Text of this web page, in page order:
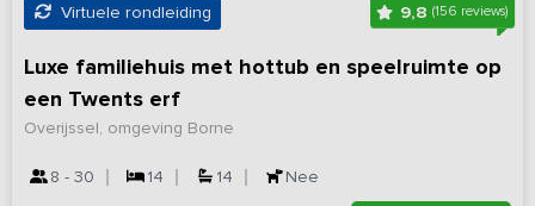
Virtuele rondleiding 9,8 (156 reviews)
Luxe familiehuis met hottub en speelruimte op
een Twents erf
Overijssel, omgeving Borne
8 - 30 14 14 Nee